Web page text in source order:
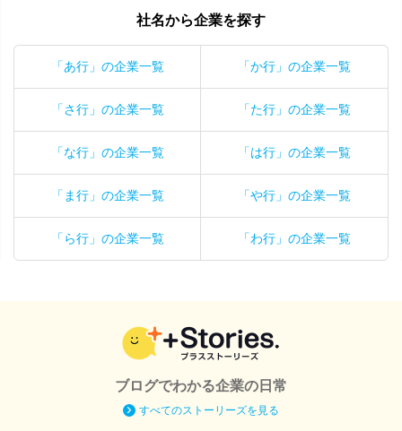
社名から企業を探す
「あ行」の企業一覧 「か行」の企業一覧
「さ行」の企業一覧 「た行」の企業一覧
「な行」の企業一覧 「は行」の企業一覧
「ま行」の企業一覧 「や行」の企業一覧
「ら行」の企業一覧 「わ行」の企業一覧
ブログでわかる企業の日常
すべてのストーリーズを見る